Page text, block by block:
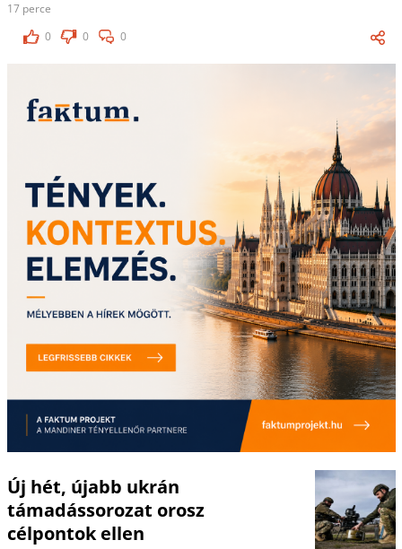
17 perce
0
0 0
Új hét, újabb ukrán
támadássorozat orosz
célpontok ellen